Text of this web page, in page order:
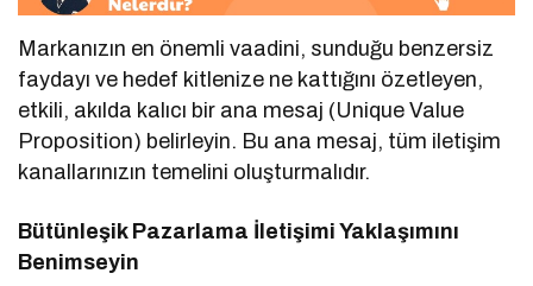
Markanızın en önemli vaadini, sunduğu benzersiz
faydayı ve hedef kitlenize ne kattığını özetleyen,
etkili, akılda kalıcı bir ana mesaj (Unique Value
Proposition) belirleyin. Bu ana mesaj, tüm iletişim
kanallarınızın temelini oluşturmalıdır.
Bütünleşik Pazarlama İletişimi Yaklaşımını
Benimseyin